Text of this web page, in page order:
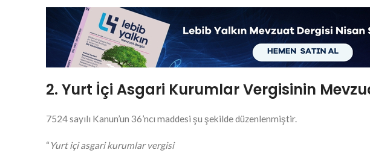
2. Yurt İçi Asgari Kurumlar Vergisinin
7524 sayılı Kanun’un 36’ncı maddesi şu şekilde düzenlenmiştir.
“ Yurt içi asgari kurumlar vergisi